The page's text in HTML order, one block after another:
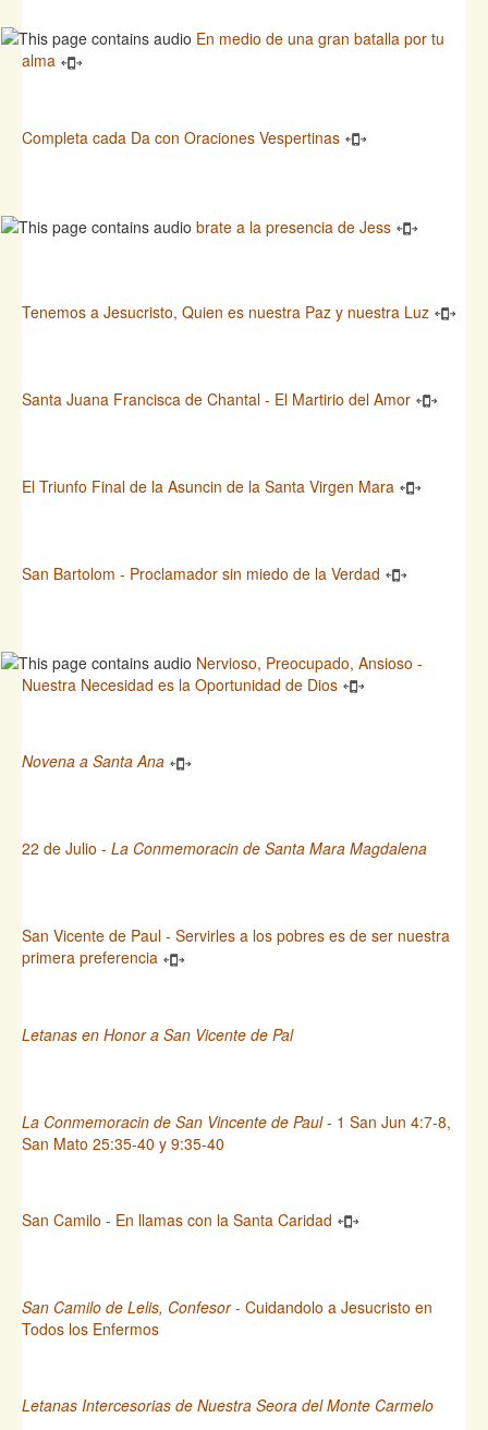
En medio de una gran batalla por tu
alma
Completa cada Da con Oraciones Vespertinas
brate a la presencia de Jess
Tenemos a Jesucristo, Quien es nuestra Paz y nuestra Luz
Santa Juana Francisca de Chantal - El Martirio del Amor
El Triunfo Final de la Asuncin de la Santa Virgen Mara
San Bartolom - Proclamador sin miedo de la Verdad
Nervioso, Preocupado, Ansioso -
Nuestra Necesidad es la Oportunidad de Dios
Novena a Santa Ana
22 de Julio - La Conmemoracin de Santa Mara Magdalena
San Vicente de Paul - Servirles a los pobres es de ser nuestra
primera preferencia
Letanas en Honor a San Vicente de Pal
La Conmemoracin de San Vincente de Paul- 1 San Jun 4:7-8,
San Mato 25:35-40 y 9:35-40
San Camilo - En llamas con la Santa Caridad
San Camilo de Lelis, Confesor- Cuidandolo a Jesucristo en
Todos los Enfermos
Letanas Intercesorias de Nuestra Seora del Monte Carmelo